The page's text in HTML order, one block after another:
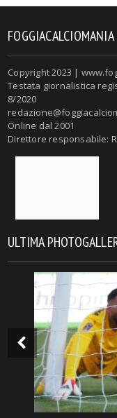
FOGGIACALCIOMANIA
Copyright 2023 |
Testata giornalistica
8/2020
Online dal 2001
Direttore responsabile:
ULTIMA